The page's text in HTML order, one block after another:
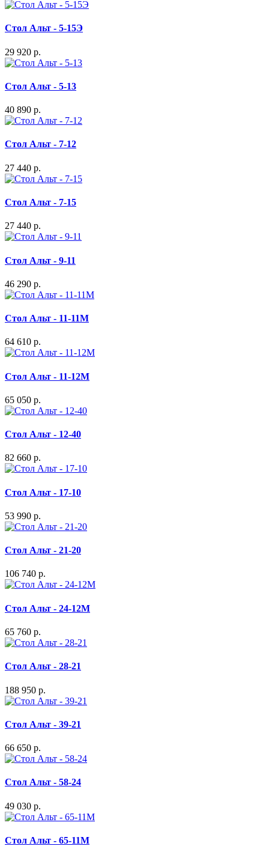
Стол Альт - 5-15Э
29 920 р.
Стол Альт - 5-13
40 890 р.
Стол Альт - 7-12
27 440 р.
Стол Альт - 7-15
27 440 р.
Стол Альт - 9-11
46 290 р.
Стол Альт - 11-11М
64 610 р.
Стол Альт - 11-12М
65 050 р.
Стол Альт - 12-40
82 660 р.
Стол Альт - 17-10
53 990 р.
Стол Альт - 21-20
106 740 р.
Стол Альт - 24-12М
65 760 р.
Стол Альт - 28-21
188 950 р.
Стол Альт - 39-21
66 650 р.
Стол Альт - 58-24
49 030 р.
Стол Альт - 65-11M